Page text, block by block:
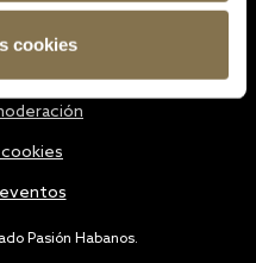
cookies
Pasión Habanos.